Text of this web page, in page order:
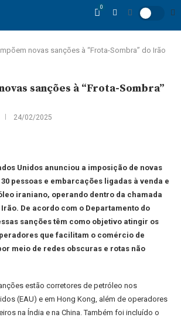
0
novas sanções à “Frota-Sombra” do Irão
sanções à “Frota-Sombra”
24/02/2025
Unidos anunciou a imposição de novas
pessoas e embarcações ligadas à venda e
iraniano, operando dentro da chamada
De acordo com o Departamento do
sanções têm como objetivo atingir os
que facilitam o comércio de
meio de redes obscuras e rotas não
estão corretores de petróleo nos
(EAU) e em Hong Kong, além de operadores
na Índia e na China. Também foi incluído o